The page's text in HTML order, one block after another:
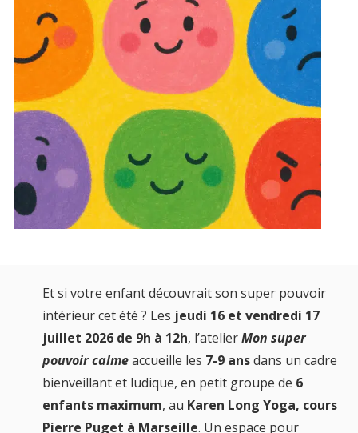
Et si votre enfant découvrait son super pouvoir
intérieur cet été ? Les jeudi 16 et vendredi 17
juillet 2026 de 9h à 12h, l’atelierMon super
pouvoir calmeaccueille les 7-9 ansdans un cadre
bienveillant et ludique, en petit groupe de 6
enfants maximum, au Karen Long Yoga, cours
Pierre Puget à Marseille. Un espace pour